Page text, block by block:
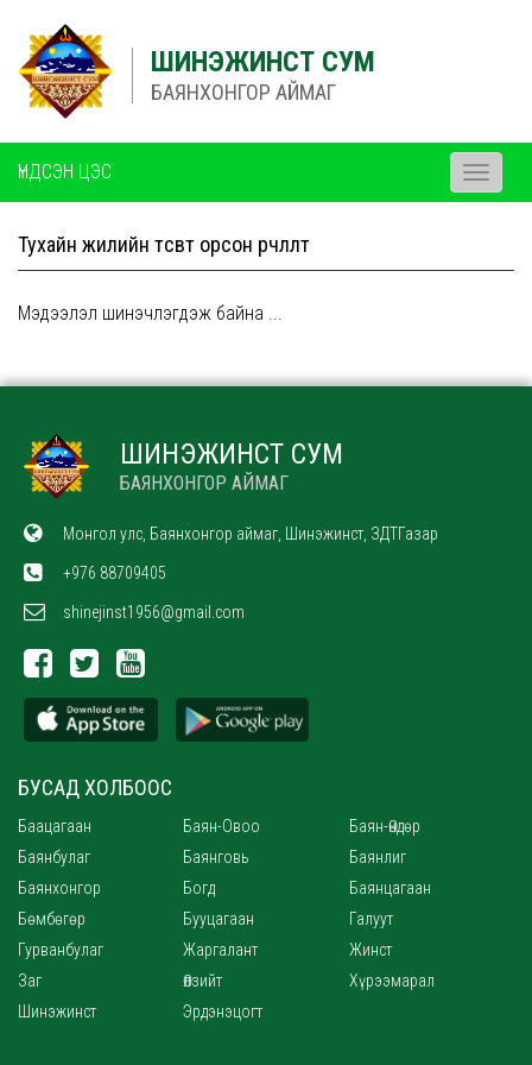
ШИНЭЖИНСТ СУМ
БАЯНХОНГОР АЙМАГ
ҮНДСЭН ЦЭС
Toggle
Тухайн жилийн төсөвт орсон өөрчлөлт
Мэдээлэл шинэчлэгдэж байна ...
ШИНЭЖИНСТ СУМ
БАЯНХОНГОР АЙМАГ
Монгол улс, Баянхонгор аймаг, Шинэжинст, ЗДТГазар
+976 88709405
shinejinst1956@gmail.com
БУСАД ХОЛБООС
Баацагаан Баян-Овоо
Баян-Өндөр
Баянбулаг
Баянговь
Баянлиг
Баянхонгор
Богд
Баянцагаан
Бөмбөгөр
Бууцагаан
Галуут
Гурванбулаг
Жаргалант
Жинст
Заг
Өлзийт
Хүрээмарал
Шинэжинст
Эрдэнэцогт